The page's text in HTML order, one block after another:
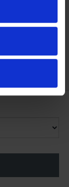
PATRIMONIO
€